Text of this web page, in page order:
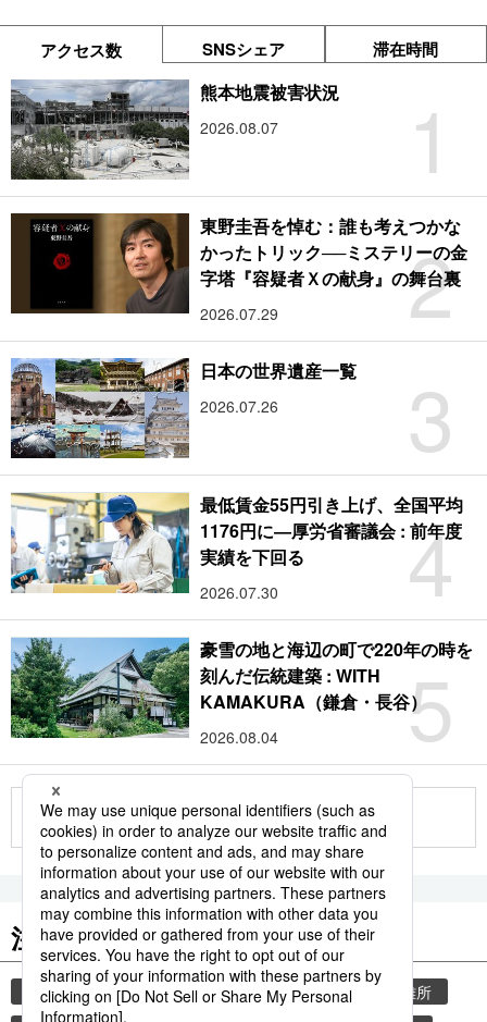
アクセス数 SNSシェア 滞在時間
1
熊本地震被害状況
2026.08.07
2
東野圭吾を悼む：誰も考えつかな
かったトリック──ミステリーの金
字塔『容疑者Ｘの献身』の舞台裏
2026.07.29
3
日本の世界遺産一覧
2026.07.26
4
最低賃金55円引き上げ、全国平均
1176円に―厚労省審議会 : 前年度
実績を下回る
2026.07.30
5
豪雪の地と海辺の町で220年の時を
刻んだ伝統建築 : WITH
KAMAKURA（鎌倉・長谷）
2026.08.04
もっと見る
注目のキーワード
共同通信ニュース 気象・災害 災害
避難所